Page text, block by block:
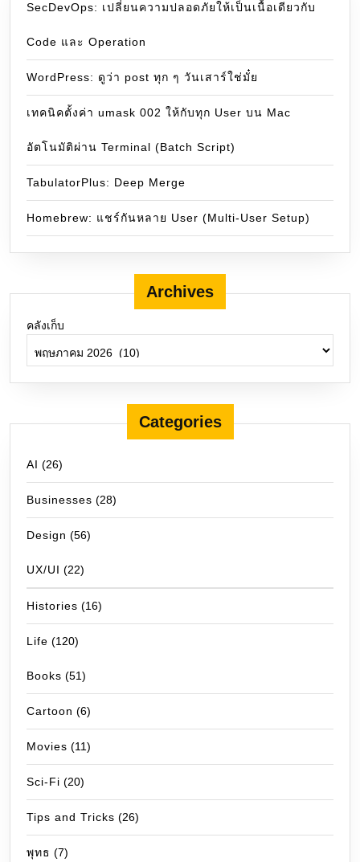
SecDevOps: เปลี่ยนความปลอดภัยให้เป็นเนื้อเดียวกับ
Code และ Operation
WordPress: ดูว่า post ทุก ๆ วันเสาร์ใช่มั๋ย
เทคนิคตั้งค่า umask 002 ให้กับทุก User บน Mac
อัตโนมัติผ่าน Terminal (Batch Script)
TabulatorPlus: Deep Merge
Homebrew: แชร์กันหลาย User (Multi-User Setup)
Archives
คลังเก็บ
Categories
AI (26)
Businesses (28)
Design (56)
UX/UI (22)
Histories (16)
Life (120)
Books (51)
Cartoon (6)
Movies (11)
Sci-Fi (20)
Tips and Tricks (26)
พุทธ (7)